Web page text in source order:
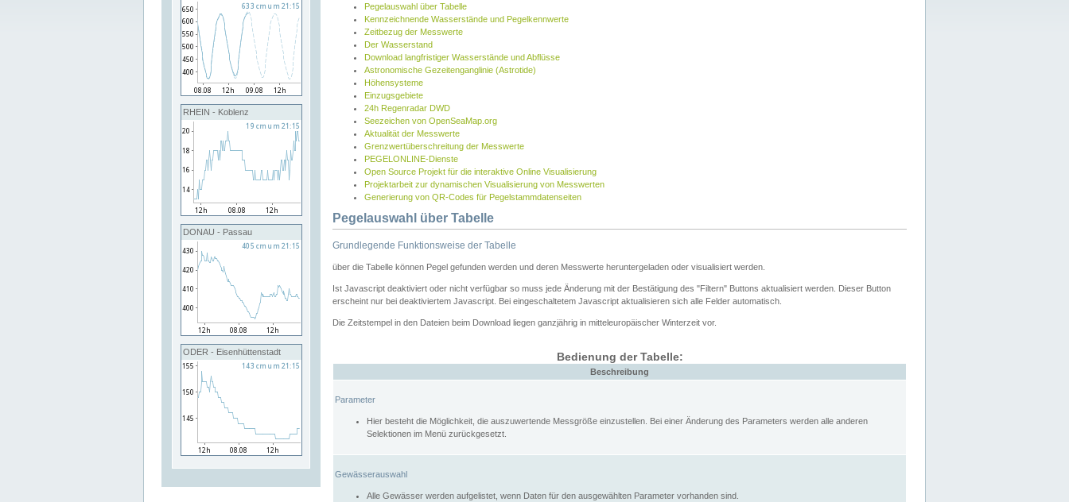
RHEIN - Koblenz
DONAU - Passau
ODER - Eisenhüttenstadt
Pegelauswahl über Tabelle
Kennzeichnende Wasserstände und Pegelkennwerte
Zeitbezug der Messwerte
Der Wasserstand
Download langfristiger Wasserstände und Abflüsse
Astronomische Gezeitenganglinie (Astrotide)
Höhensysteme
Einzugsgebiete
24h Regenradar DWD
Seezeichen von OpenSeaMap.org
Aktualität der Messwerte
Grenzwertüberschreitung der Messwerte
PEGELONLINE-Dienste
Open Source Projekt für die interaktive Online Visualisierung
Projektarbeit zur dynamischen Visualisierung von Messwerten
Generierung von QR-Codes für Pegelstammdatenseiten
Pegelauswahl über Tabelle
Grundlegende Funktionsweise der Tabelle
über die Tabelle können Pegel gefunden werden und deren Messwerte heruntergeladen oder visualisiert werden.
Ist Javascript deaktiviert oder nicht verfügbar so muss jede Änderung mit der Bestätigung des "Filtern" Buttons aktualisiert werden. Dieser Button
erscheint nur bei deaktiviertem Javascript. Bei eingeschaltetem Javascript aktualisieren sich alle Felder automatisch.
Die Zeitstempel in den Dateien beim Download liegen ganzjährig in mitteleuropäischer Winterzeit vor.
Bedienung der Tabelle:
Beschreibung
Parameter
Hier besteht die Möglichkeit, die auszuwertende Messgröße einzustellen. Bei einer Änderung des Parameters werden alle anderen
Selektionen im Menü zurückgesetzt.
Gewässerauswahl
Alle Gewässer werden aufgelistet, wenn Daten für den ausgewählten Parameter vorhanden sind.